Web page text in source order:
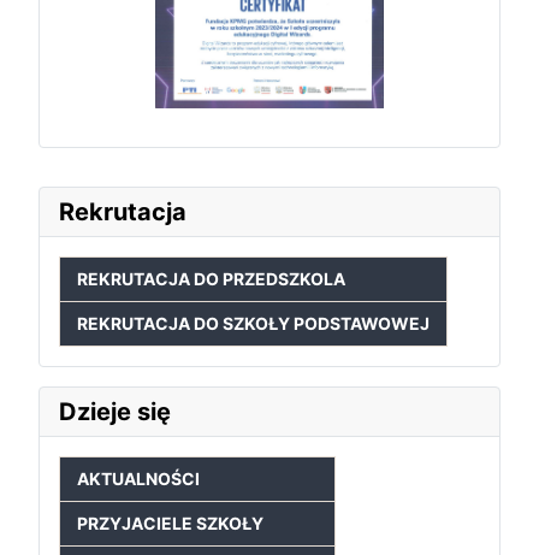
Rekrutacja
REKRUTACJA DO PRZEDSZKOLA
REKRUTACJA DO SZKOŁY PODSTAWOWEJ
Dzieje się
AKTUALNOŚCI
PRZYJACIELE SZKOŁY